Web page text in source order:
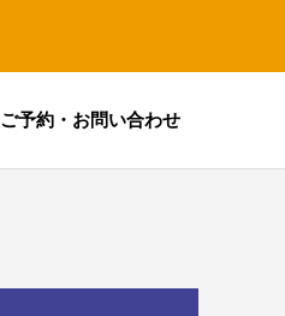
ご予約・お問い合わせ